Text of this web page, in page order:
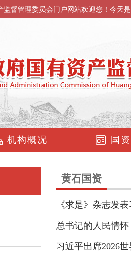
督管理委员会门户网站欢迎您！今天是
机构概况 国
黄石国资
《求是》杂志发
总书记的人民情
习近平出席2026